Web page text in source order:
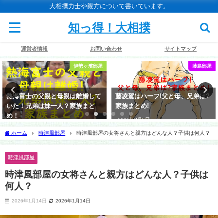
大相撲力士や親方について書いています。
知っ得！大相撲
運営者情報 お問い合わせ サイトマップ
伊勢ヶ濱部屋
熱海富士の父親と母親は離婚して
いた！兄弟は妹一人？家族まと
め！
藤島部屋
藤凌駕はハーフ!父と母、兄弟は?
家族まとめ!
2026年3月5日
ホーム 時津風部屋 時津風部屋の女将さんと親方はどんな人？子供は何人？
時津風部屋
時津風部屋の女将さんと親方はどんな人？子供は
何人？
2026年1月14日 2026年1月14日